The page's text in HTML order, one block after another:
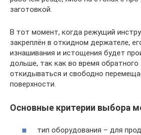
заготовкой.
В тот момент, когда режущий
закреплён в откидном держателе,
изнашивания и истощения будет
дольше, так как во время обратного
откидываться и свободно
поверхности.
Основные критерии выбора
тип оборудования – для